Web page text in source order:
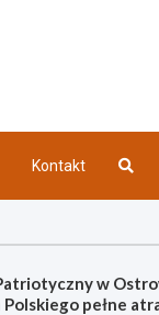
Kontakt
w
Polskiego pełne